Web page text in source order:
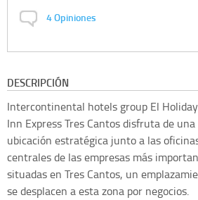
4Opiniones
DESCRIPCIÓN
Intercontinental hotels group El Holiday
Inn Express Tres Cantos disfruta de una
ubicación estratégica junto a las
centrales de las empresas más
situadas en Tres Cantos, un
se desplacen a esta zona por negocios.